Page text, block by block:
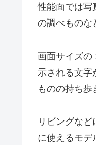
性能面では写
の調べものな
画面サイズの
示される文字
ものの持ち歩
リビングな
に使えるモデ